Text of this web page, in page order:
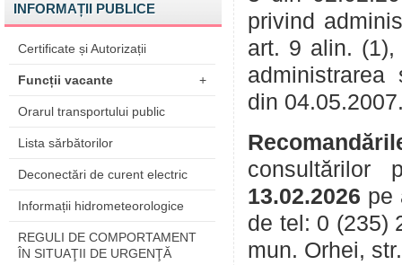
INFORMAȚII PUBLICE
Certificate și Autorizații
Funcții vacante +
Orarul transportului public
Lista sărbătorilor
Deconectări de curent electric
Informații hidrometeorologice
REGULI DE COMPORTAMENT
ÎN SITUAŢII DE URGENŢĂ
privind
art. 9 alin.
administrarea
din
13.02.2026 pe
de tel: 0 (235)
mun. Orhei,